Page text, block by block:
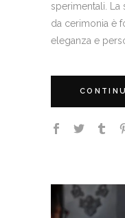
sperimentali.
da cerimonia è
eleganza e